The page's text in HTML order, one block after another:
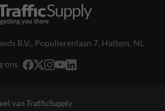
B.V., Populierenlaan 7, Hattem, NL
ons
van TrafficSupply